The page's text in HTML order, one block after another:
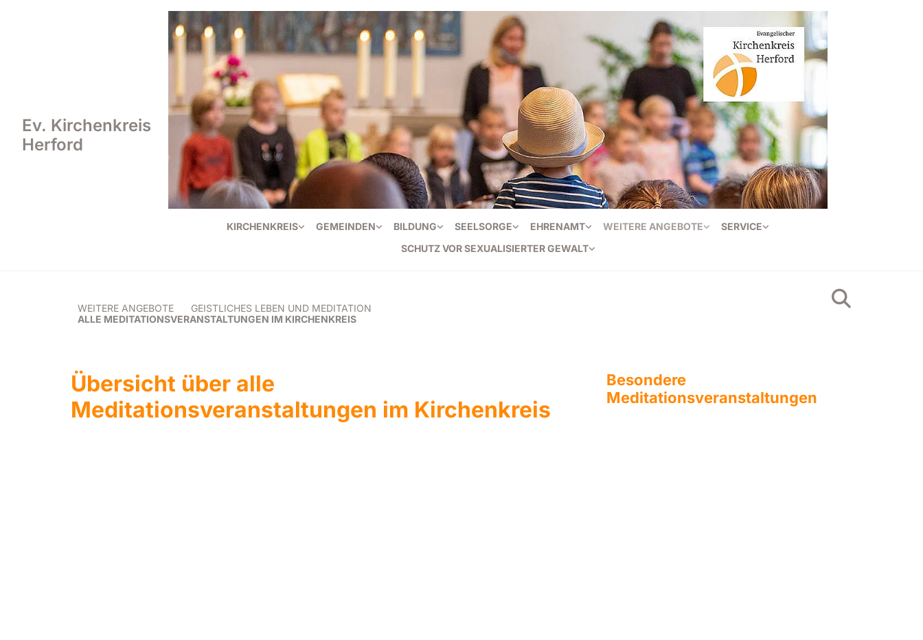
Ev. Kirchenkreis
Herford
KIRCHENKREIS GEMEINDEN BILDUNG SEELSORGE EHRENAMT WEITERE ANGEBOTE
SERVICE
SCHUTZ VOR SEXUALISIERTER GEWALT
WEITERE ANGEBOTE
GEISTLICHES LEBEN UND MEDITATION
ALLE MEDITATIONSVERANSTALTUNGEN IM KIRCHENKREIS
Übersicht über alle
Meditationsveranstaltungen im Kirchenkreis
Besondere
Meditationsveranstaltungen